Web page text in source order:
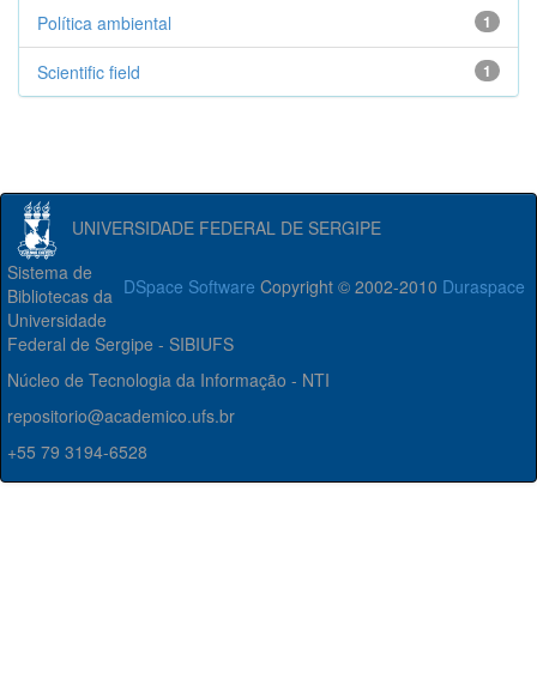
1
Política ambiental
1
Scientific field
UNIVERSIDADE FEDERAL DE SERGIPE
DSpace Software Copyright © 2002-2010 Duraspace
Sistema de
Bibliotecas da
Universidade
Federal de Sergipe - SIBIUFS
Núcleo de Tecnologia da Informação - NTI
repositorio@academico.ufs.br
+55 79 3194-6528